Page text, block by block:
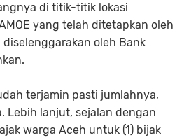
di titik-titik lokasi
yang telah ditetapkan oleh
diselenggarakan oleh Bank
terjamin pasti jumlahnya,
Lebih lanjut, sejalan dengan
warga Aceh untuk (1) bijak